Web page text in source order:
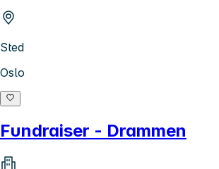
Sted
Oslo
Fundraiser - Drammen